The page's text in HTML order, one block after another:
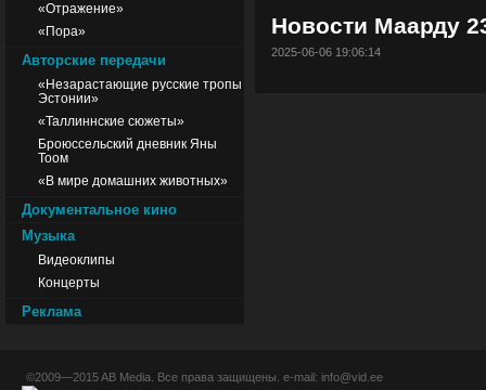
«Отражение»
«Пора»
Авторские передачи
«Незарастающие русские тропы
Эстонии»
«Таллиннские сюжеты»
Броюссельский дневник Яны
Тоом
«В мире домашних животных»
Документальное кино
Музыка
Видеоклипы
Концерты
Реклама
Новости Маарду
2025-06-06 19:06:14
©2009—2015AB Media . Все права защищены. e-mail: info@vid.ee